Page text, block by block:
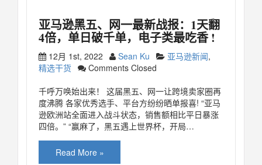
亚马逊黑五、网一最新战报：1天翻
4倍，单日破千单，电子类最吃香 !
12月 1st, 2022 Sean Ku 亚马逊新闻,
精选干货
Comments Closed
千呼万唤始出来！ 这届黑五、网一让跨境卖家圈再
度沸腾 各家优秀选手、平台方纷纷晒单报喜! “亚马
逊欧洲站全面进入战斗状态，销售额相比平日暴涨
四倍。” “赢麻了，黑五遇上世界杯，开局…
Read More »